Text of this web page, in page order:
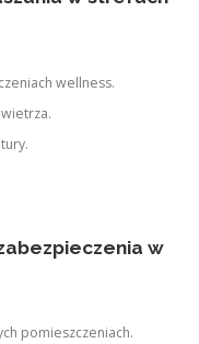
wellness.
w
pomieszczeniach.